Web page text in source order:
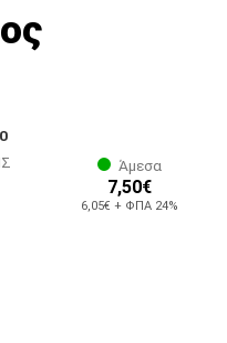
Άμεσα
7,50€
6,05€ + ΦΠΑ 24%